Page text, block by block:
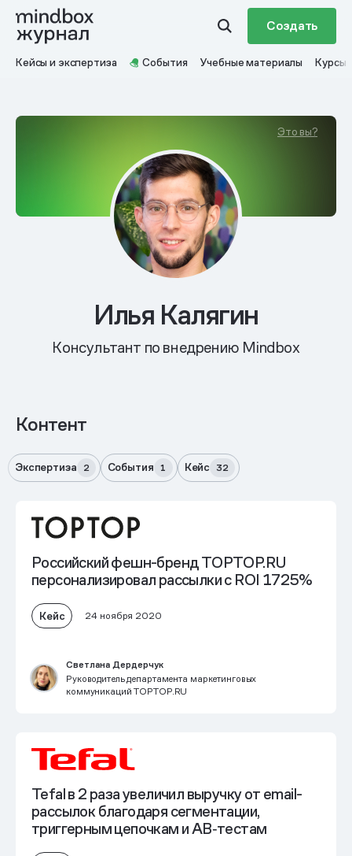
Создать
Кейсы и экспертиза События Учебные материалы Курсы
Это вы?
Илья Калягин
Консультант по внедрению Mindbox
Контент
Экспертиза 2 События 1 Кейс 32
Российский фешн-бренд TOPTOP.RU
персонализировал рассылки с ROI 1725%
Кейс 24 ноября 2020
Светлана Дердерчук
Руководитель департамента маркетинговых
коммуникаций TOPTOP.RU
Tefal в 2 раза увеличил выручку от email-
рассылок благодаря сегментации,
триггерным цепочкам и AB‑тестам